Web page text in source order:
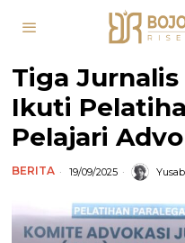
Tiga
Ikuti
Pelajari
BERITA 19/09/2025